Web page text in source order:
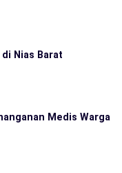
Nias Barat
Medis Warga